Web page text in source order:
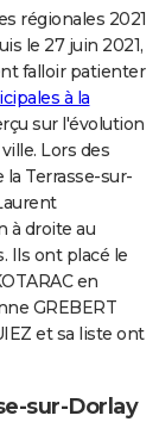
régionales 2021
le 27 juin 2021,
falloir patienter
à la
sur l'évolution
Lors des
Terrasse-sur-
à droite au
Ils ont placé le
en
GREBERT
et sa liste ont
sur-Dorlay